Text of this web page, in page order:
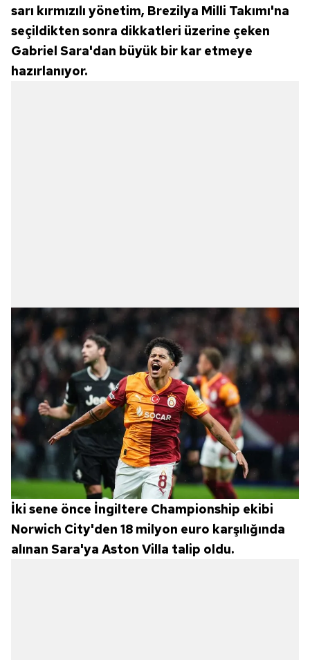
sarı kırmızılı yönetim, Brezilya Milli Takımı'na
seçildikten sonra dikkatleri üzerine çeken
Gabriel Sara'dan büyük bir kar etmeye
hazırlanıyor.
İki sene önce İngiltere Championship ekibi
Norwich City'den 18 milyon euro karşılığında
alınan Sara'ya Aston Villa talip oldu.